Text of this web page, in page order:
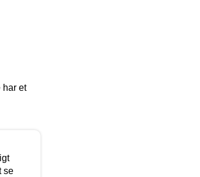
har et
se